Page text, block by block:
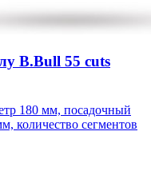
B.Bull 55 cuts
180 мм, посадочный
количество сегментов